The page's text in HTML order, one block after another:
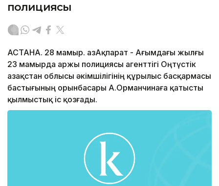
полициясы
АСТАНА. 28 мамыр. ҚазАқпарат - Ағымдағы жылғы
23 мамырда Қаржы полициясы агенттігі Оңтүстік
Қазақстан облысы әкімшілігінің құрылыс басқармасы
бастығының орынбасары А.Орманчинаға қатысты
қылмыстық іс қозғады.